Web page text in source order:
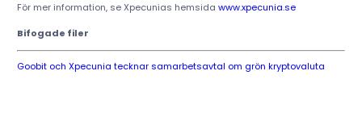
För mer information, se Xpecunias hemsida www.xpecunia.se
Bifogade filer
Goobit och Xpecunia tecknar samarbetsavtal om grön kryptovaluta